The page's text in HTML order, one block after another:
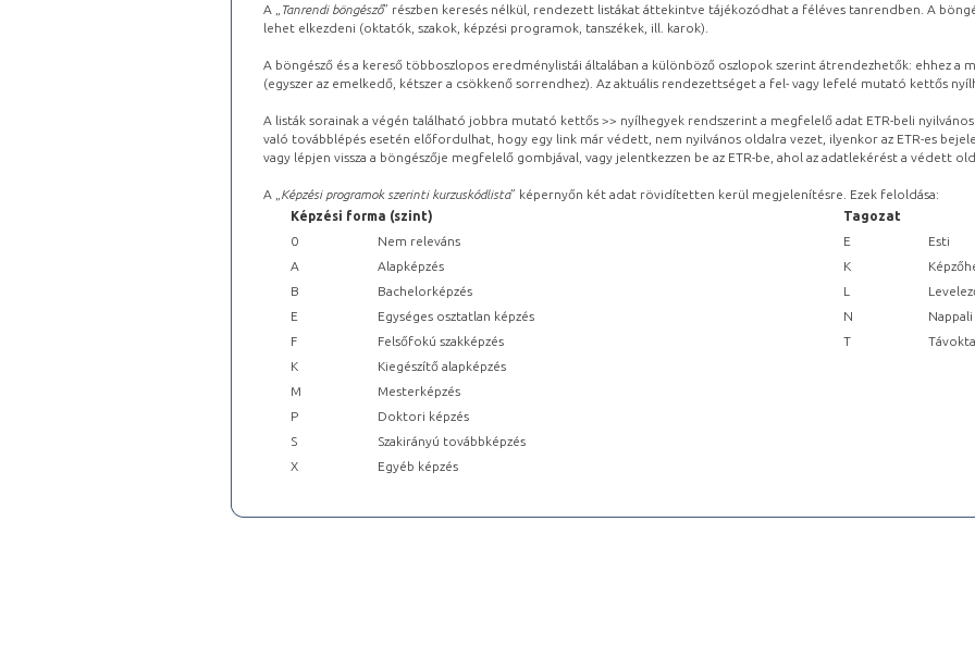
A „ Tanrendi böngésző” részben keresés nélkül, rendezett listákat áttekintve tájékozódhat a féléves tanrendben. A
lehet elkezdeni (oktatók, szakok, képzési programok, tanszékek, ill. karok).
A böngésző és a kereső többoszlopos eredménylistái általában a különböző oszlopok szerint átrendezhetők: ehhez a
(egyszer az emelkedő, kétszer a csökkenő sorrendhez). Az aktuális rendezettséget a fel- vagy lefelé mutató kettős
A listák sorainak a végén található jobbra mutató kettős >> nyílhegyek rendszerint a megfelelő adat ETR-beli
való továbblépés esetén előfordulhat, hogy egy link már védett, nem nyilvános oldalra vezet, ilyenkor az ETR-es
vagy lépjen vissza a böngészője megfelelő gombjával, vagy jelentkezzen be az ETR-be, ahol az adatlekérést a védett
A „ Képzési programok szerinti kurzuskódlista” képernyőn két adat rövidítetten kerül megjelenítésre. Ezek feloldása:
Képzési forma (szint)
Tagozat
0
Nem releváns E
Esti
A
Alapképzés K
B
Bachelorképzés L
E
Egységes osztatlan képzés N
Nappali
F
Felsőfokú szakképzés T
K
Kiegészítő alapképzés
M
Mesterképzés
P
Doktori képzés
S
Szakirányú továbbképzés
X
Egyéb képzés